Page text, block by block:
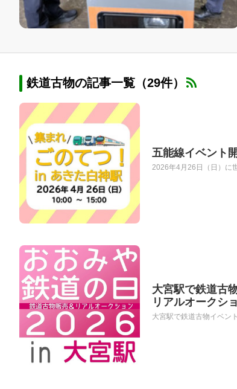
鉄道古物の記事一覧（29件）
五能線イベント
2026年4月26日（日）に
大宮駅で鉄道古
リアルオークシ
大宮駅で鉄道古物イベン